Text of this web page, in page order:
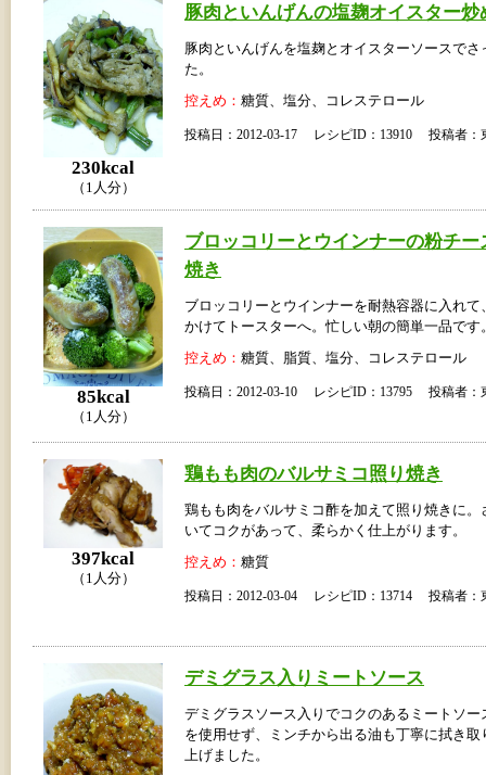
230kcal
（1人分）
豚肉といんげんの塩麹オイスター炒
豚肉といんげんを塩麹とオイスターソースでさ
た。
控えめ： 糖質、塩分、コレステロール
投稿日：2012-03-17 レシピID：13910 投稿者：
85kcal
（1人分）
ブロッコリーとウインナーの粉チー
焼き
ブロッコリーとウインナーを耐熱容器に入れて
かけてトースターへ。忙しい朝の簡単一品です
控えめ： 糖質、脂質、塩分、コレステロール
投稿日：2012-03-10 レシピID：13795 投稿者：
397kcal
（1人分）
鶏もも肉のバルサミコ照り焼き
鶏もも肉をバルサミコ酢を加えて照り焼きに。
いてコクがあって、柔らかく仕上がります。
控えめ： 糖質
投稿日：2012-03-04 レシピID：13714 投稿者：
デミグラス入りミートソース
デミグラスソース入りでコクのあるミートソー
を使用せず、ミンチから出る油も丁寧に拭き取
上げました。